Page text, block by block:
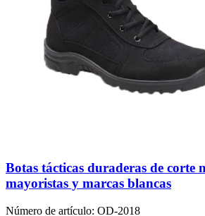
Botas tácticas duraderas de corte
mayoristas y marcas blancas
Número de artículo: OD-2018